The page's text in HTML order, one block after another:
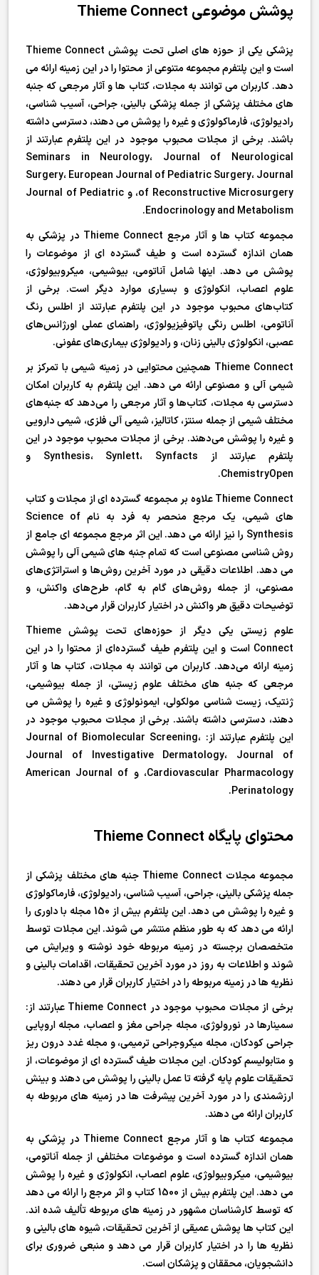
پوشش موضوعی Thieme Connect
پزشکی یکی از حوزه های اصلی تحت پوشش Thieme Connect
است و این پلتفرم مجموعه متنوعی از محتوا را در این زمینه ارائه می
دهد. کاربران می توانند به مجلات، کتاب ها و آثار مرجعی که جنبه
های مختلف پزشکی از جمله پزشکی بالینی، جراحی، آسیب شناسی،
رادیولوژی، فارماکولوژی و غیره را پوشش می دهند، دسترسی داشته
باشند. برخی از مجلات محبوب موجود در این پلتفرم عبارتند از
Seminars in Neurology، Journal of Neurological
Surgery، European Journal of Pediatric Surgery، Journal
of Reconstructive Microsurgery، و Journal of Pediatric
Endocrinology and Metabolism.
مجموعه کتاب ها و آثار مرجع Thieme Connect در پزشکی به
همان اندازه گسترده است و طیف گسترده ای از موضوعات را
پوشش می دهد. اینها شامل آناتومی، بیوشیمی، میکروبیولوژی،
علوم اعصاب، انکولوژی و بسیاری موارد دیگر است. برخی از
کتاب‌های محبوب موجود در این پلتفرم عبارتند از اطلس رنگ
آناتومی، اطلس رنگی پاتوفیزیولوژی، راهنمای عملی اورژانس‌های
عصبی، انکولوژی بالینی زنان، و رادیولوژی بیماری‌های عفونی.
Thieme Connect همچنین محتوایی در زمینه شیمی با تمرکز بر
شیمی آلی و مصنوعی ارائه می دهد. این پلتفرم به کاربران امکان
دسترسی به مجلات، کتاب‌ها و آثار مرجعی را می‌دهد که جنبه‌های
مختلف شیمی از جمله سنتز، کاتالیز، شیمی آلی فلزی، شیمی دارویی
و غیره را پوشش می‌دهند. برخی از مجلات محبوب موجود در این
پلتفرم عبارتند از Synthesis، Synlett، Synfacts و
ChemistryOpen.
Thieme Connect علاوه بر مجموعه گسترده ای از مجلات و کتاب
های شیمی، یک مرجع منحصر به فرد به نام Science of
Synthesis را نیز ارائه می دهد. این اثر مرجع مجموعه ای جامع از
روش شناسی مصنوعی است که تمام جنبه های شیمی آلی را پوشش
می دهد. اطلاعات دقیقی در مورد آخرین روش‌ها و استراتژی‌های
مصنوعی، از جمله روش‌های گام به گام، طرح‌های واکنش، و
توضیحات دقیق هر واکنش در اختیار کاربران قرار می‌دهد.
علوم زیستی یکی دیگر از حوزه‌های تحت پوشش Thieme
Connect است و این پلتفرم طیف گسترده‌ای از محتوا را در این
زمینه ارائه می‌دهد. کاربران می توانند به مجلات، کتاب ها و آثار
مرجعی که جنبه های مختلف علوم زیستی، از جمله بیوشیمی،
ژنتیک، زیست شناسی مولکولی، ایمونولوژی و غیره را پوشش می
دهند، دسترسی داشته باشند. برخی از مجلات محبوب موجود در
این پلتفرم عبارتند از: Journal of Biomolecular Screening،
Journal of Investigative Dermatology، Journal of
Cardiovascular Pharmacology، و American Journal of
Perinatology.
محتوای پایگاه Thieme Connect
مجموعه مجلات Thieme Connect جنبه های مختلف پزشکی از
جمله پزشکی بالینی، جراحی، آسیب شناسی، رادیولوژی، فارماکولوژی
و غیره را پوشش می دهد. این پلتفرم بیش از 150 مجله با داوری را
ارائه می دهد که به طور منظم منتشر می شوند. این مجلات توسط
متخصصان برجسته در زمینه مربوطه خود نوشته و ویرایش می
شوند و اطلاعات به روز در مورد آخرین تحقیقات، اقدامات بالینی و
نظریه ها در زمینه مربوطه را در اختیار کاربران قرار می دهند.
برخی از مجلات محبوب موجود در Thieme Connect عبارتند از:
سمینارها در نورولوژی، مجله جراحی مغز و اعصاب، مجله اروپایی
جراحی کودکان، مجله میکروجراحی ترمیمی، و مجله غدد درون ریز
و متابولیسم کودکان. این مجلات طیف گسترده ای از موضوعات، از
تحقیقات علوم پایه گرفته تا عمل بالینی را پوشش می دهند و بینش
ارزشمندی را در مورد آخرین پیشرفت ها در زمینه های مربوطه به
کاربران ارائه می دهند.
مجموعه کتاب ها و آثار مرجع Thieme Connect در پزشکی به
همان اندازه گسترده است و موضوعات مختلفی از جمله آناتومی،
بیوشیمی، میکروبیولوژی، علوم اعصاب، انکولوژی و غیره را پوشش
می دهد. این پلتفرم بیش از 1500 کتاب و اثر مرجع را ارائه می دهد
که توسط کارشناسان مشهور در زمینه های مربوطه تألیف شده اند.
این کتاب ها پوشش عمیقی از آخرین تحقیقات، شیوه های بالینی و
نظریه ها را در اختیار کاربران قرار می دهد و منبعی ضروری برای
دانشجویان، محققان و پزشکان است.